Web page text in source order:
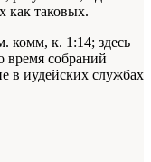
как таковых.
комм, к. 1:14; здесь
время собраний
в иудейских службах